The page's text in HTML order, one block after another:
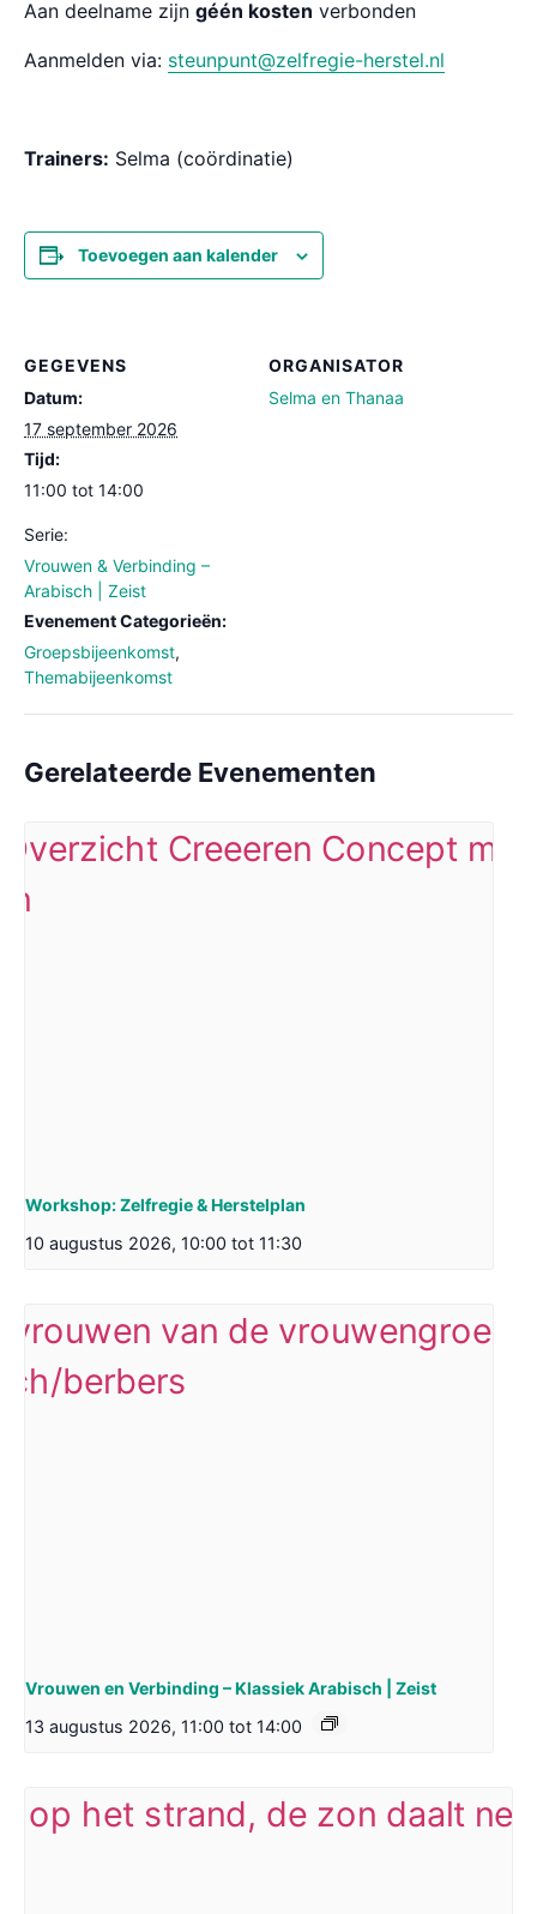
Aan deelname zijn géén kosten verbonden
Aanmelden via: steunpunt@zelfregie-herstel.nl
Trainers: Selma (coördinatie)
Toevoegen aan kalender
GEGEVENS
Datum:
17 september 2026
Tijd:
11:00 tot 14:00
Serie:
Vrouwen & Verbinding –
Arabisch | Zeist
Evenement Categorieën:
Groepsbijeenkomst,
Themabijeenkomst
ORGANISATOR
Selma en Thanaa
Gerelateerde Evenementen
Workshop: Zelfregie & Herstelplan
10 augustus 2026, 10:00 tot 11:30
Vrouwen en Verbinding – Klassiek Arabisch | Zeist
13 augustus 2026, 11:00 tot 14:00